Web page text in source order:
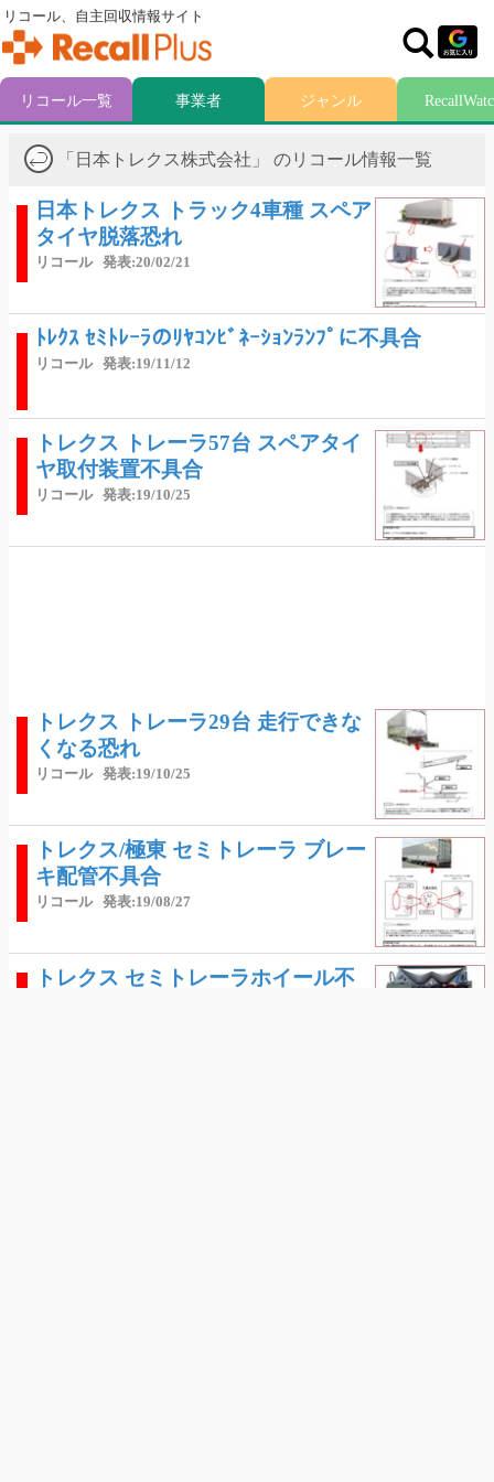
「日本トレクス株式会社」 のリコール情報一覧
日本トレクス トラック4車種 スペア
タイヤ脱落恐れ
リコール 発表:20/02/21
ﾄﾚｸｽ ｾﾐﾄﾚｰﾗのﾘﾔｺﾝﾋﾞﾈｰｼｮﾝﾗﾝﾌﾟに不具合
リコール 発表:19/11/12
トレクス トレーラ57台 スペアタイ
ヤ取付装置不具合
リコール 発表:19/10/25
トレクス トレーラ29台 走行できな
くなる恐れ
リコール 発表:19/10/25
トレクス/極東 セミトレーラ ブレー
キ配管不具合
リコール 発表:19/08/27
トレクス セミトレーラホイール不
リコール、自主回収情報サイト
リコール一覧 事業者 ジャンル